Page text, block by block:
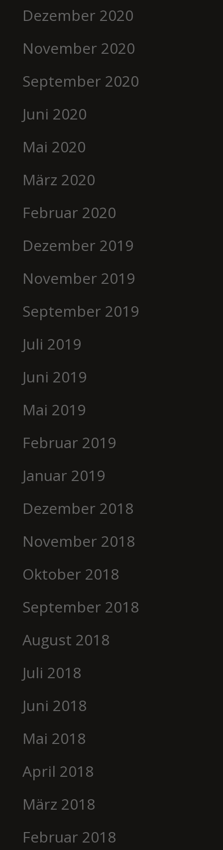
Dezember 2020
November 2020
September 2020
Juni 2020
Mai 2020
März 2020
Februar 2020
Dezember 2019
November 2019
September 2019
Juli 2019
Juni 2019
Mai 2019
Februar 2019
Januar 2019
Dezember 2018
November 2018
Oktober 2018
September 2018
August 2018
Juli 2018
Juni 2018
Mai 2018
April 2018
März 2018
Februar 2018